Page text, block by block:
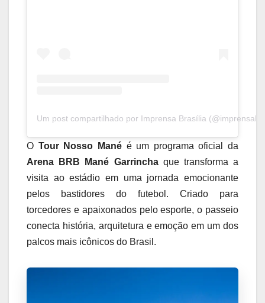
Um post compartilhado por Imprensa Brasília
O Tour Nosso Manéé um programa oficial da
Arena BRB Mané Garrinchaque transforma a
visita ao estádio em uma jornada emocionante
pelos bastidores do futebol. Criado para
torcedores e apaixonados pelo esporte, o passeio
conecta história, arquitetura e emoção em um dos
palcos mais icônicos do Brasil.